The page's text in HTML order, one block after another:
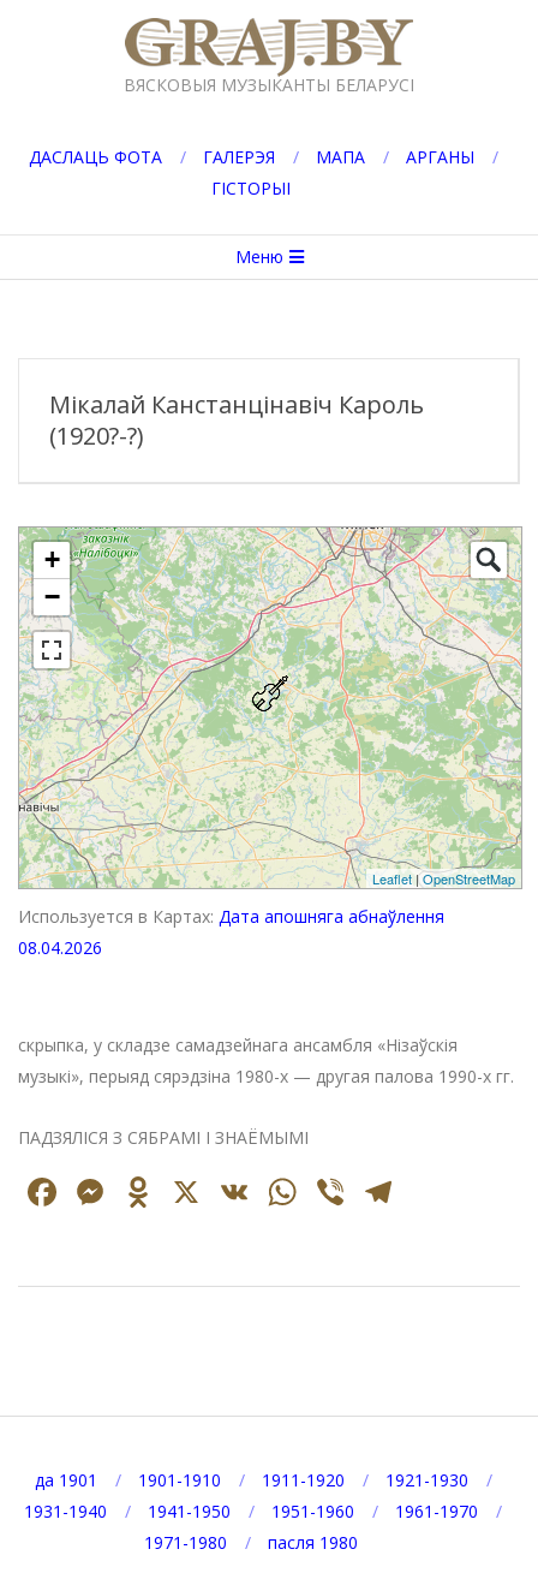
GRAJ.BY
ВЯСКОВЫЯ МУЗЫКАНТЫ БЕЛАРУСІ
ДАСЛАЦЬ ФОТА ГАЛЕРЭЯ МАПА
АРГАНЫ
ГІСТОРЫІ
меню
Меню
Мікалай Канстанцінавіч Кароль
(1920?-?)
+
−
Leaflet |OpenStreetMap
Используется в Картах: Дата апошняга абнаўлення
08.04.2026
скрыпка, у складзе самадзейнага ансамбля «Нізаўскія
музыкі», перыяд сярэдзіна 1980-х — другая палова 1990-х гг.
ПАДЗЯЛІСЯ З СЯБРАМІ І ЗНАЁМЫМІ
Facebook
Messenger
Odnoklassniki
X VK WhatsApp
Viber
да 1901 1901-1910 1911-1920
1921-1930
1931-1940
1941-1950 1951-1960
1961-1970
1971-1980
пасля 1980